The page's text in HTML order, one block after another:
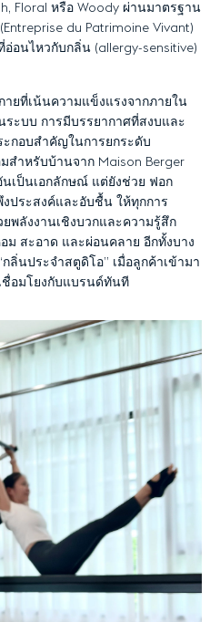
Floral หรือ Woody ผ่านมาตรฐาน
(Entreprise du Patrimoine Vivant)
อ่อนไหวกับกลิ่น (allergy-sensitive)
ยที่เน้นความแข็งแรงจากภายใน
ระบบ การมีบรรยากาศที่สงบและ
ะกอบสำคัญในการยกระดับ
มสำหรับบ้านจาก Maison Berger
นเป็นเอกลักษณ์ แต่ยังช่วย ฟอก
งประสงค์และอับชื้น ให้ทุกการ
พลังงานเชิงบวกและความรู้สึก
ม สะอาด และผ่อนคลาย อีกทั้งบาง
กลิ่นประจำสตูดิโอ” เมื่อลูกค้าเข้ามา
ชื่อมโยงกับแบรนด์ทันที